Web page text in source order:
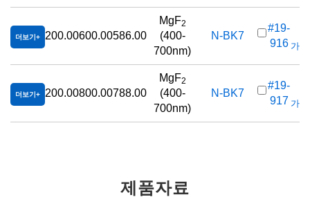
더보기 200.00600.00586.00
MgF2
(400-
700nm)
N-BK7
#19-
916 가
더보기 200.00800.00788.00
MgF2
(400-
700nm)
N-BK7
#19-
917 가
제품자료